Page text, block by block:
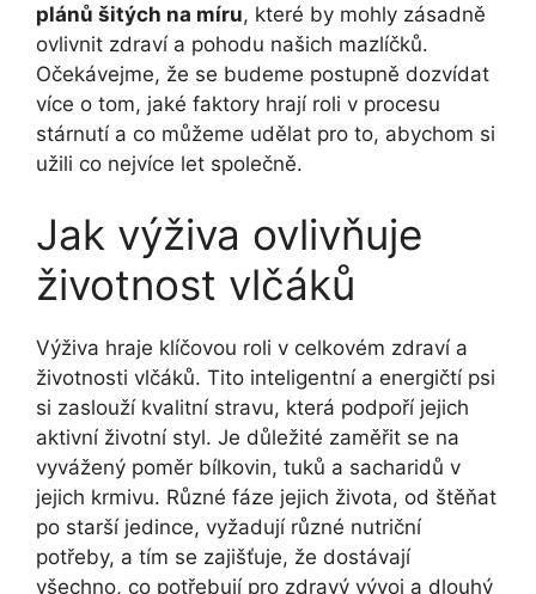
plánů šitých na míru, které by mohly zásadně
ovlivnit zdraví a pohodu našich mazlíčků.
Očekávejme, že se budeme postupně dozvídat
více o tom, jaké faktory hrají roli v procesu
stárnutí a co můžeme udělat pro to, abychom si
užili co nejvíce let společně.
Jak výživa ovlivňuje
životnost vlčáků
Výživa hraje klíčovou roli v celkovém zdraví a
životnosti vlčáků. Tito inteligentní a energičtí psi
si zaslouží kvalitní stravu, která podpoří jejich
aktivní životní styl. Je důležité zaměřit se na
vyvážený poměr bílkovin, tuků a sacharidů v
jejich krmivu. Různé fáze jejich života, od štěňat
po starší jedince, vyžadují různé nutriční
potřeby, a tím se zajišťuje, že dostávají
všechno, co potřebují pro zdravý vývoj a dlouhý